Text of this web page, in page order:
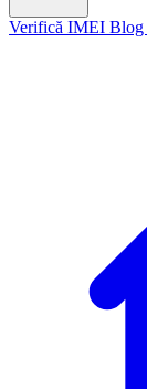
Verifică IMEI Blog